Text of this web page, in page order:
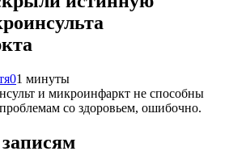
01 минуты
и микроинфаркт не способны
со здоровьем, ошибочно.